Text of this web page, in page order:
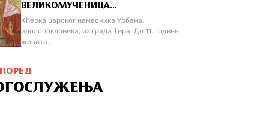
ВЕЛИКОМУЧЕНИЦА...
Кћерка царског намесника Урбана,
идолопоклоника, из града Тира. До 11. године
живота...